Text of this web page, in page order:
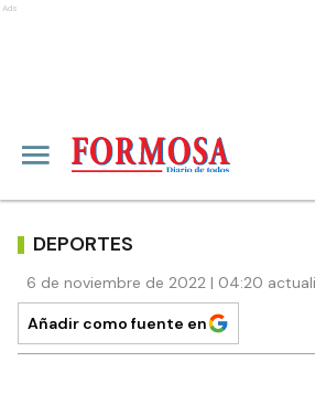
Ads
DEPORTES
6 de noviembre de 2022 | 04:20
Añadir como fuente en